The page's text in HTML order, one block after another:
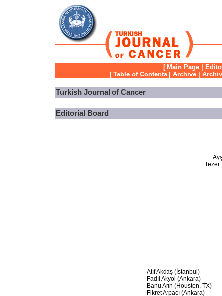
[ Main Page
[ Table of Contents Archive
Turkish Journal of Cancer
Editorial Board
Atıf Akdaş (İstanbul)
Fadıl Akyol (Ankara)
Banu Arın (Houston, TX)
Fikret Arpacı (Ankara)